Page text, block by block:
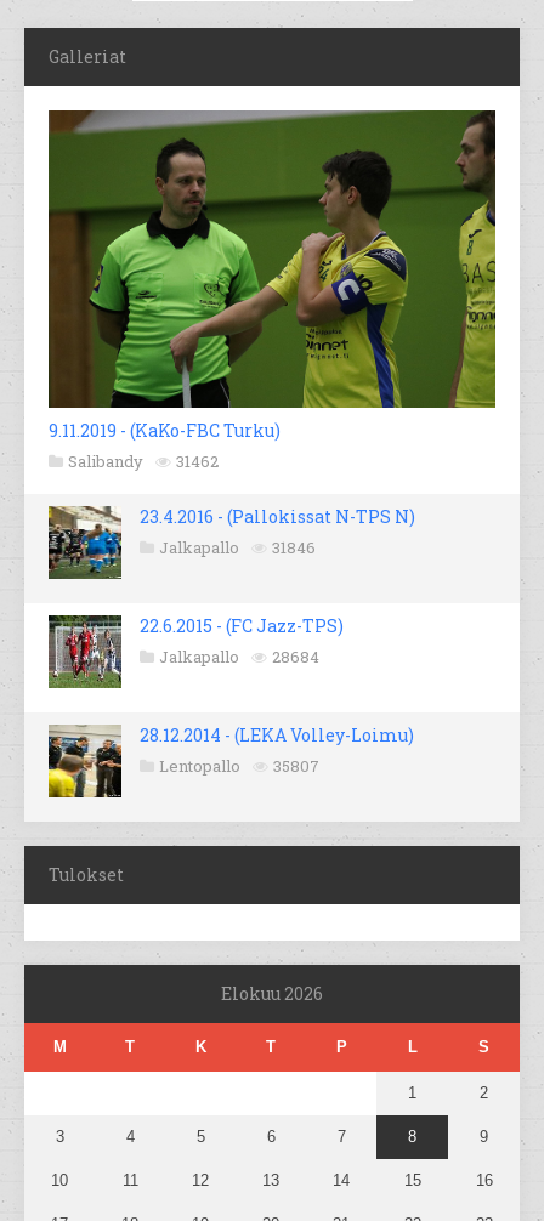
Galleriat
9.11.2019 - (KaKo-FBC Turku)
Salibandy 31462
23.4.2016 - (Pallokissat N-TPS N)
Jalkapallo 31846
22.6.2015 - (FC Jazz-TPS)
Jalkapallo 28684
28.12.2014 - (LEKA Volley-Loimu)
Lentopallo 35807
Tulokset
Elokuu 2026
M T K T P L S
1 2
3 4 5 6 7 8 9
10 11 12 13 14 15 16